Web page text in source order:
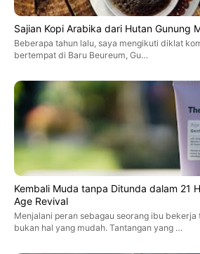
Sajian Kopi Arabika dari Hutan Gunung
Beberapa tahun lalu, saya mengikuti diklat
bertempat di Baru Beureum, Gu…
Kembali Muda tanpa Ditunda dalam 21
Age Revival
Menjalani peran sebagau seorang ibu bekerja
bukan hal yang mudah. Tantangan yang …